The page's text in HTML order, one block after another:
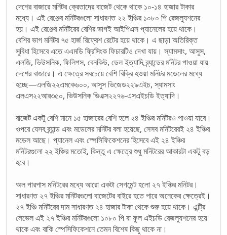
দেশের বাজারে মনিটর ক্রেতাদের বাজেট থেকে থাকে ১০-১৪ হাজার টাকার
মধ্যে। এই রেঞ্জের মনিটরগুলো সাধারণত ২২ ইঞ্চির ১০৮০ পি রেজল্যুশনের
হয়। এই রেঞ্জের মনিটরের বেশির ভাগই আইপিএস প্যানেলের হয়ে থাকে।
বেশির ভাগ মনিটর ৭৫ হার্জ রিফ্রেশ রেটের হয়ে থাকে। এ ছাড়া অতিরিক্ত
সুবিধা হিসেবে এতে এএমডি ফ্রিসিংক ফিচারটিও দেখা যায়। স্যামসাং, আসুস,
এলজি, ভিউসনিক, ফিলিপস, বেনকিউ, ডেল ইত্যাদি ব্র্যান্ডের মনিটর পাওয়া যায়
দেশের বাজারে। এ ক্ষেত্রে সবচেয়ে বেশি বিক্রি হওয়া মনিটর মডেলের মধ্যে
হচ্ছে—এলজি২২এমকে৬০০, আসুস ভিজেড২২৯এইচ, স্যামসাং
এলএস২২আর৩৫০, ভিউসনিক ভিএক্স২২৭৬-এসএইচডি ইত্যাদি।
বাজেট একটু বেশি মানে ১৫ হাজারের বেশি হলে ২৪ ইঞ্চির মনিটরও পাওয়া যাবে।
ওপরে যেসব ব্র্যান্ড এবং মডেলের মনিটর বলা হয়েছে, সেসব মনিটরেরই ২৪ ইঞ্চির
মডেল আছে। প্যানেল এবং স্পেসিফিকেশনের হিসেবে এই ২৪ ইঞ্চির
মনিটরগুলো ২২ ইঞ্চির মতোই, কিন্তু এ ক্ষেত্রে শুধু মনিটরের আকারটা একটু বড়
হবে।
অল পারপাস মনিটরের মধ্যে আরো একটা সেগমেন্ট হলো ২৭ ইঞ্চির মনিটর।
সাধারণত ২৭ ইঞ্চির মনিটরগুলো বাজেটের বাইরে হতে পারে অনেকের ক্ষেত্রেই।
২৭ ইঞ্চি মনিটরের দাম সাধারণত ২৪ হাজার টাকা থেকে শুরু হয়ে থাকে। এন্ট্রি
লেভেল এই ২৭ ইঞ্চির মনিটরগুলো ১০৮০ পি বা ফুল এইচডি রেজল্যুশনের হয়ে
থাকে এবং বাকি স্পেসিফিকেশনে তেমন বিশেষ কিছু থাকে না।